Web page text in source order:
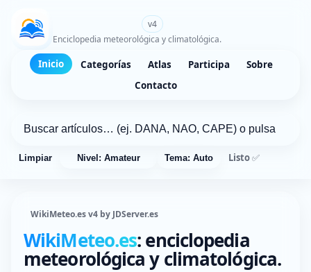
v4
Enciclopedia meteorológica y climatológica.
Inicio Categorías Atlas Participa
Sobre
Contacto
Limpiar Nivel: Amateur Tema: Auto Listo ✅
WikiMeteo.es v4 by JDServer.es
WikiMeteo.es: enciclopedia
meteorológica y climatológica.